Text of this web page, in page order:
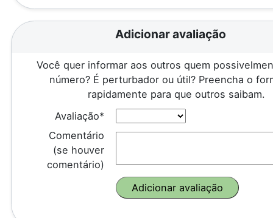
Adicionar avaliação
Você quer informar aos outros quem
número? É perturbador ou útil? Preencha o
rapidamente para que outros saibam.
Avaliação*
Comentário
(se houver
comentário)